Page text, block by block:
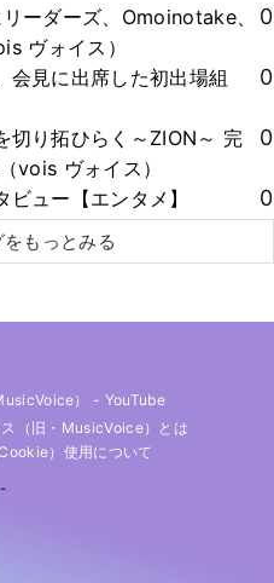
ーダーズ、Omoinotake、
ヴォイス）
0
会見に出席した初出場組
0
切り拓ひらく～ZION～ 完
vois ヴォイス）
0
ビュー【エンタメ】 0
もっとみる
） - YouTube
（旧・MusicVoice）とは
）使用について
-